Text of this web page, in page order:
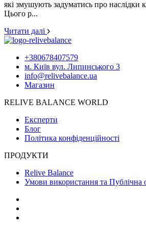
які змушують задуматись про наслідки
Цього р...
Читати далі
+380678407579
м. Київ вул. Липинського 3
info@relivebalance.ua
Магазин
RELIVE BALANCE WORLD
Експерти
Блог
Політика конфіденційності
ПРОДУКТИ
Relive Balance
Умови використання та Публічна